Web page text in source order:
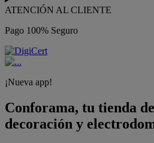
ATENCIÓN AL CLIENTE
Pago 100% Seguro
¡Nueva app!
Conforama, tu tienda
decoración y